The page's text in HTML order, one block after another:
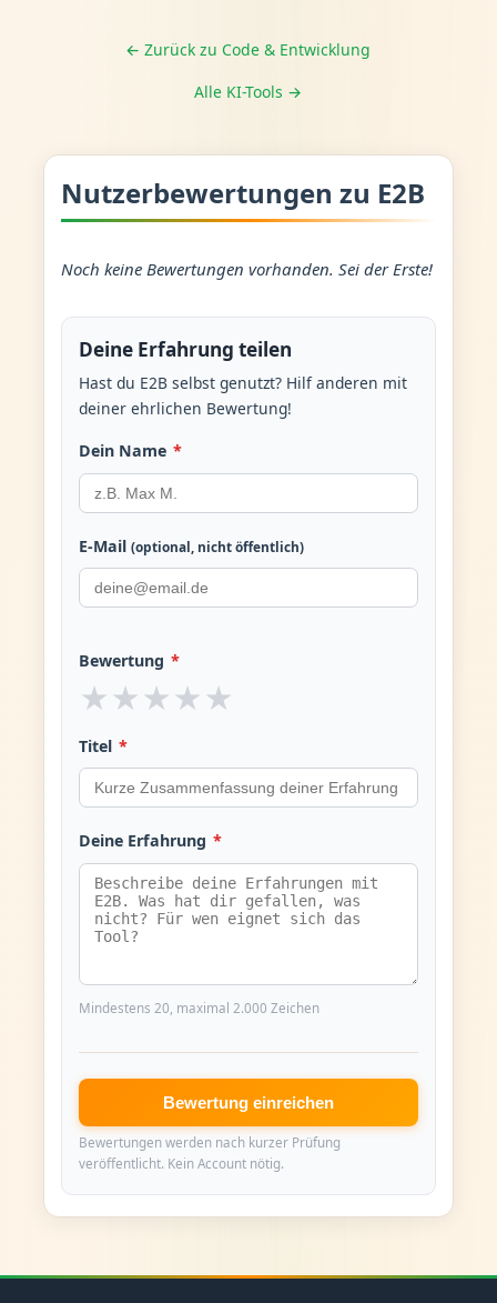
← Zurück zu Code & Entwicklung
Alle KI-Tools →
Nutzerbewertungen zu E2B
Noch keine Bewertungen vorhanden. Sei der Erste!
Deine Erfahrung teilen
Hast du E2B selbst genutzt? Hilf anderen mit
deiner ehrlichen Bewertung!
Dein Name *
E-Mail (optional, nicht öffentlich)
Bewertung *
★ ★ ★ ★ ★
Titel *
Deine Erfahrung *
Mindestens 20, maximal 2.000 Zeichen
Bewertung einreichen
Bewertungen werden nach kurzer Prüfung
veröffentlicht. Kein Account nötig.